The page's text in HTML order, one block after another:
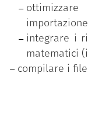
integrare i
matematici
compilare i file